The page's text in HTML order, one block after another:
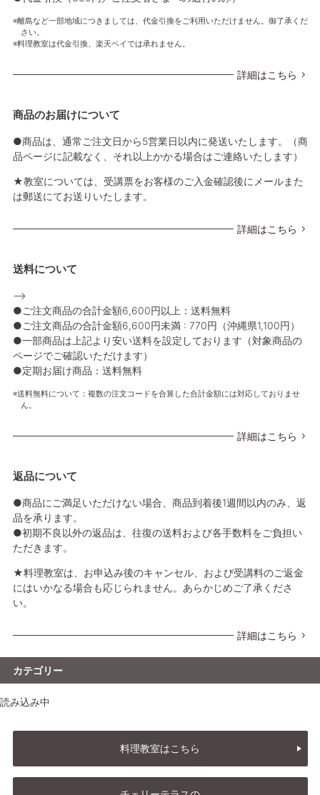
離島など一部地域につきましては、代金引換をご利用いただけません。御了承くだ
さい。
料理教室は代金引換、楽天ペイでは承れません。
詳細はこちら
商品のお届けについて
●商品は、通常ご注文日から5営業日以内に発送いたします。（商
品ページに記載なく、それ以上かかる場合はご連絡いたします）
★教室については、受講票をお客様のご入金確認後にメールまた
は郵送にてお送りいたします。
詳細はこちら
送料について
-->
●ご注文商品の合計金額6,600円以上：送料無料
●ご注文商品の合計金額6,600円未満 : 770円（沖縄県1,100円）
●一部商品は上記より安い送料を設定しております（対象商品の
ページでご確認いただけます）
●定期お届け商品：送料無料
送料無料について：複数の注文コードを合算した合計金額には対応しておりませ
ん。
詳細はこちら
返品について
●商品にご満足いただけない場合、商品到着後1週間以内のみ、返
品を承ります。
●初期不良以外の返品は、往復の送料および各手数料をご負担い
ただきます。
★料理教室は、お申込み後のキャンセル、および受講料のご返金
にはいかなる場合も応じられません。あらかじめご了承くださ
い。
詳細はこちら
カテゴリー
読み込み中
料理教室はこちら